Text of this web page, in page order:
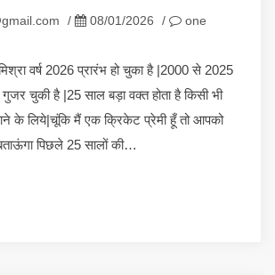
/ 08/01/2026 /
one
वर्ष 2026 प्रारंभ हो चुका है |2000 से 2025
चुकी है |25 साल बड़ा वक्त होता है किसी भी
के लिये|चूंकि मैं एक क्रिकेट प्रेमी हूँ तो आपको
पिछले 25 सालों की…